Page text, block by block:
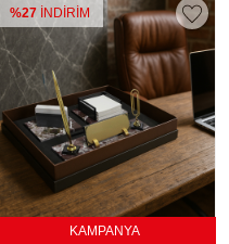
%27 İNDİRİM
KAMPANYA